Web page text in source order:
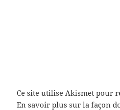
Ce site utilise Akismet pour
En savoir plus sur la façon